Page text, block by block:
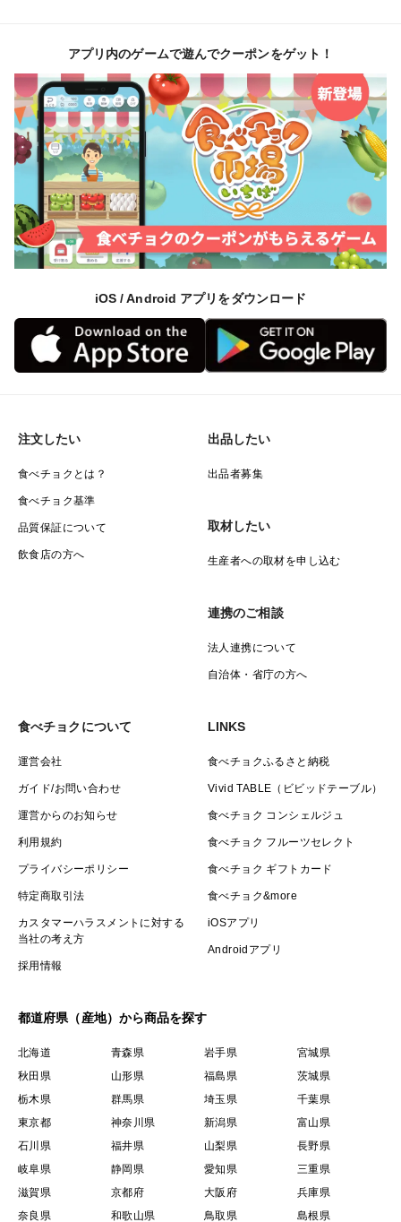
アプリ内のゲームで遊んでクーポンをゲット！
iOS / Android アプリをダウンロード
注文したい
食べチョクとは？
食べチョク基準
品質保証について
飲食店の方へ
出品したい
出品者募集
取材したい
生産者への取材を申し込む
連携のご相談
法人連携について
自治体・省庁の方へ
食べチョクについて
運営会社
ガイド/お問い合わせ
運営からのお知らせ
利用規約
プライバシーポリシー
特定商取引法
カスタマーハラスメントに対する
当社の考え方
採用情報
LINKS
食べチョクふるさと納税
Vivid TABLE（ビビッドテーブル）
食べチョク コンシェルジュ
食べチョク フルーツセレクト
食べチョク ギフトカード
食べチョク&more
iOSアプリ
Androidアプリ
都道府県（産地）から商品を探す
北海道 青森県 岩手県
宮城県
秋田県
山形県 福島県
茨城県
栃木県
群馬県 埼玉県
千葉県
東京都
神奈川県 新潟県
富山県
石川県
福井県 山梨県
長野県
岐阜県
静岡県 愛知県
三重県
滋賀県
京都府 大阪府
兵庫県
奈良県
和歌山県 鳥取県 島根県